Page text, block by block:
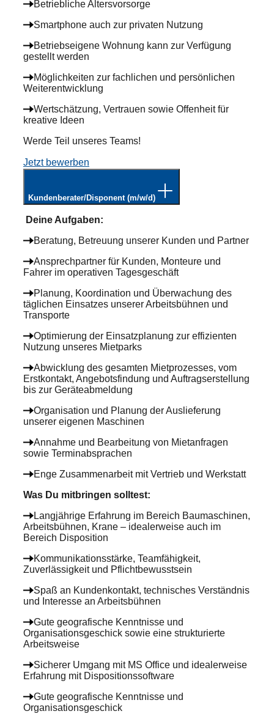
Betriebliche Altersvorsorge
Smartphone auch zur privaten Nutzung
Betriebseigene Wohnung kann zur Verfügung
gestellt werden
Möglichkeiten zur fachlichen und persönlichen
Weiterentwicklung
Wertschätzung, Vertrauen sowie Offenheit für
kreative Ideen
Werde Teil unseres Teams!
Jetzt bewerben
Kundenberater/Disponent (m/w/d)
Deine Aufgaben:
Beratung, Betreuung unserer Kunden und Partner
Ansprechpartner für Kunden, Monteure und
Fahrer im operativen Tagesgeschäft
Planung, Koordination und Überwachung des
täglichen Einsatzes unserer Arbeitsbühnen und
Transporte
Optimierung der Einsatzplanung zur effizienten
Nutzung unseres Mietparks
Abwicklung des gesamten Mietprozesses, vom
Erstkontakt, Angebotsfindung und Auftragserstellung
bis zur Geräteabmeldung
Organisation und Planung der Auslieferung
unserer eigenen Maschinen
Annahme und Bearbeitung von Mietanfragen
sowie Terminabsprachen
Enge Zusammenarbeit mit Vertrieb und Werkstatt
Was Du mitbringen solltest:
Langjährige Erfahrung im Bereich Baumaschinen,
Arbeitsbühnen, Krane – idealerweise auch im
Bereich Disposition
Kommunikationsstärke, Teamfähigkeit,
Zuverlässigkeit und Pflichtbewusstsein
Spaß an Kundenkontakt, technisches Verständnis
und Interesse an Arbeitsbühnen
Gute geografische Kenntnisse und
Organisationsgeschick sowie eine strukturierte
Arbeitsweise
Sicherer Umgang mit MS Office und idealerweise
Erfahrung mit Dispositionssoftware
Gute geografische Kenntnisse und
Organisationsgeschick